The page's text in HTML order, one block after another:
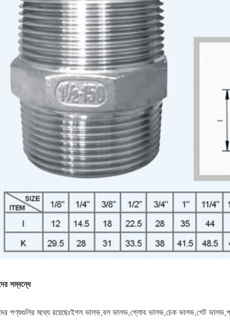
সম্বন্ধে
পণ্যগুলির মধ্যে রয়েছেঃইগল ভালভ,বল ভালভ,গ্লোব ভালভ,চেক ভালভ,গেট